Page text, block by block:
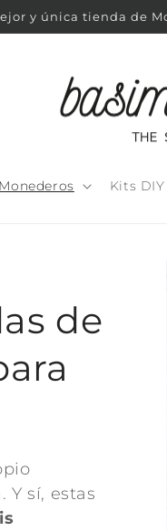
y única tienda de
Kits DIY
de
Y sí, estas